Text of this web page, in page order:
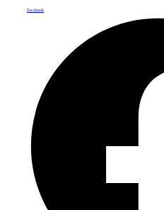
Facebook